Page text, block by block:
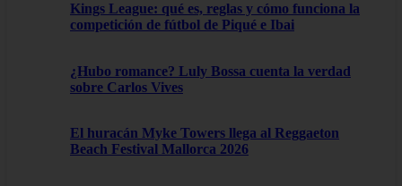
Kings League: qué es, reglas y cómo funciona la
competición de fútbol de Piqué e Ibai
¿Hubo romance? Luly Bossa cuenta la verdad
sobre Carlos Vives
El huracán Myke Towers llega al Reggaeton
Beach Festival Mallorca 2026